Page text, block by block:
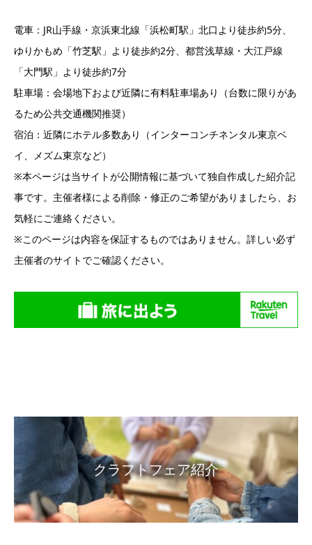
電車：JR山手線・京浜東北線「浜松町駅」北口より徒歩約5分、
ゆりかもめ「竹芝駅」より徒歩約2分、都営浅草線・大江戸線
「大門駅」より徒歩約7分
駐車場：会場地下および近隣に有料駐車場あり（台数に限りがあ
るため公共交通機関推奨）
宿泊：近隣にホテル多数あり（インターコンチネンタル東京ベ
イ、メズム東京など）
※本ページは当サイトが公開情報に基づいて独自作成した紹介記
事です。主催者様による削除・修正のご希望がありましたら、お
気軽にご連絡ください。
※このページは内容を保証するものではありません。詳しい必ず
主催者のサイトでご確認ください。
クラフトフェア紹介